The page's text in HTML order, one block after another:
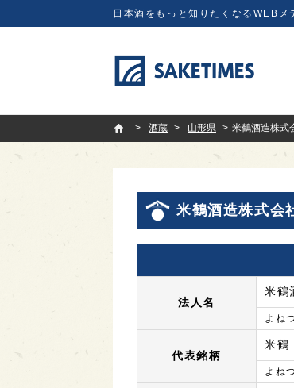
日本酒をもっと知りたくなるWEBメ
SAKETIMES
酒蔵
山形県 米鶴酒造株式
米鶴酒造株式会
法人名
米鶴
よね
代表銘柄
米鶴
よね